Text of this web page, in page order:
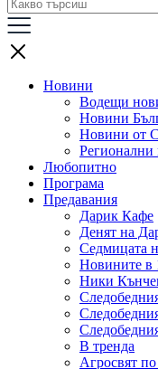
Новини
Водещи
Новини
Новини от
Регионални
Любопитно
Програма
Предавания
Дарик Кафе
Денят на
Седмицата
Новините в
Ники
В тренда
Агросвят